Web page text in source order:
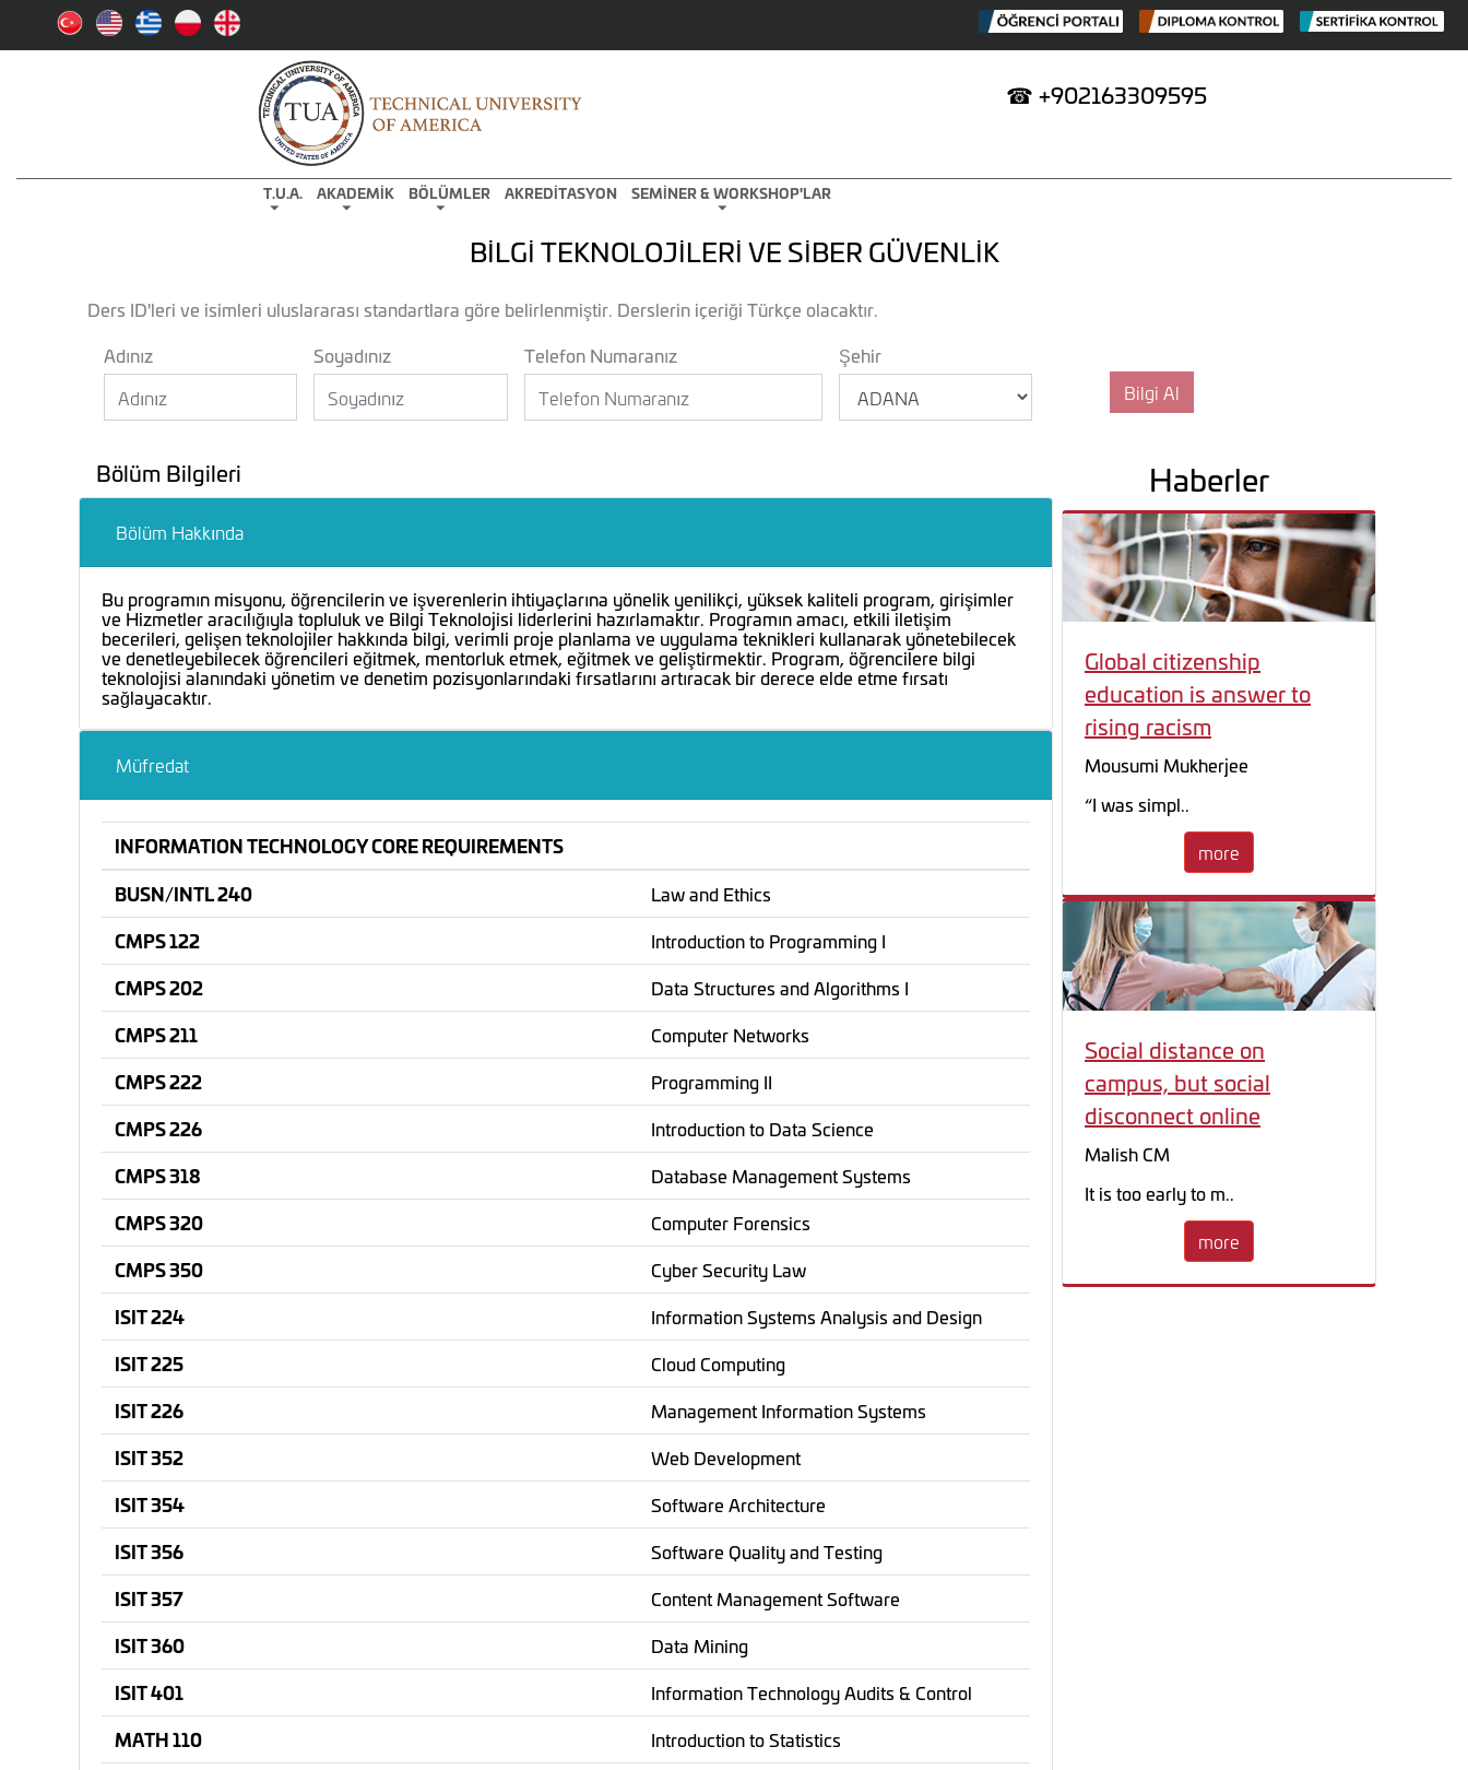
☎+902163309595
T.U.A. AKADEMİK BÖLÜMLER AKREDİTASYON SEMİNER & WORKSHOP'LAR
BİLGİ TEKNOLOJİLERİ VE SİBER GÜVENLİK
Ders ID'leri ve isimleri uluslararası standartlara göre belirlenmiştir. Derslerin içeriği Türkçe olacaktır.
Adınız
Soyadınız Telefon Numaranız Şehir
Bölüm Bilgileri
Bölüm Hakkında
Bu programın misyonu, öğrencilerin ve işverenlerin ihtiyaçlarına yönelik yenilikçi, yüksek kaliteli program, girişimler
ve Hizmetler aracılığıyla topluluk ve Bilgi Teknolojisi liderlerini hazırlamaktır. Programın amacı, etkili iletişim
becerileri, gelişen teknolojiler hakkında bilgi, verimli proje planlama ve uygulama teknikleri kullanarak yönetebilecek
ve denetleyebilecek öğrencileri eğitmek, mentorluk etmek, eğitmek ve geliştirmektir. Program, öğrencilere bilgi
teknolojisi alanındaki yönetim ve denetim pozisyonlarındaki fırsatlarını artıracak bir derece elde etme fırsatı
sağlayacaktır.
Müfredat
INFORMATION TECHNOLOGY CORE REQUIREMENTS
BUSN/INTL 240
Law and Ethics
CMPS 122
Introduction to Programming I
CMPS 202
Data Structures and Algorithms I
CMPS 211
Computer Networks
CMPS 222
Programming II
CMPS 226
Introduction to Data Science
CMPS 318
Database Management Systems
CMPS 320
Computer Forensics
CMPS 350
Cyber Security Law
ISIT 224
Information Systems Analysis and Design
ISIT 225
Cloud Computing
ISIT 226
Management Information Systems
ISIT 352
Web Development
ISIT 354
Software Architecture
ISIT 356
Software Quality and Testing
ISIT 357
Content Management Software
ISIT 360
Data Mining
ISIT 401
Information Technology Audits & Control
MATH 110
Introduction to Statistics
Haberler
Global citizenship
education is answer to
rising racism
Mousumi Mukherjee
“I was simpl..
more
Social distance on
campus, but social
disconnect online
Malish CM
It is too early to m..
more